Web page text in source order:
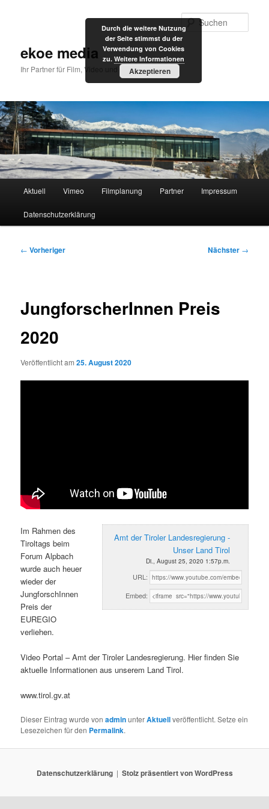
ekoe media
Ihr Partner für Film, Video und Internet
Aktuell Vimeo Filmplanung Partner Impressum
Datenschutzerklärung
Beitragsnavigation
← Vorheriger Nächster →
JungforscherInnen Preis
2020
Veröffentlicht am25. August 2020
Amt der Tiroler Landesregierung -
Unser Land Tirol
Di., August 25, 2020 1:57p.m.
URL:
Embed:
Im Rahmen des
Tiroltags beim
Forum Alpbach
wurde auch heuer
wieder der
JungforschInnen
Preis der
EUREGIO
verliehen.
Video Portal – Amt der Tiroler Landesregierung. Hier finden Sie
aktuelle Informationen aus unserem Land Tirol.
www.tirol.gv.at
Dieser Eintrag wurde vonadminunterAktuellveröffentlicht. Setze ein
Lesezeichen für den Permalink.
Datenschutzerklärung Stolz präsentiert von WordPress
Durch die weitere Nutzung
der Seite stimmst du der
Verwendung von Cookies
zu. Weitere Informationen
Akzeptieren